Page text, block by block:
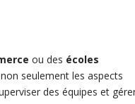
ou des écoles
seulement les aspects
des équipes et